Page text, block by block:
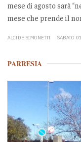
mese di agosto sarà
mese che prende il
ALCIDE SIMONETTI SABATO
PARRESIA